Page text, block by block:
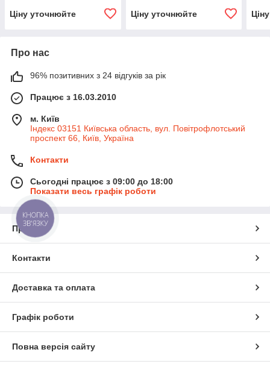
Ціну уточнюйте Ціну уточнюйте
Про нас
96% позитивних з 24 відгуків за рік
Працює з 16.03.2010
м. Київ
Індекс 03151 Київська область, вул. Повітрофлотський
проспект 66, Київ, Україна
Контакти
Сьогодні працює з 09:00 до 18:00
Показати весь графік роботи
Про нас
Контакти
Доставка та оплата
Графік роботи
Повна версія сайту
КНОПКА
ЗВ'ЯЗКУ